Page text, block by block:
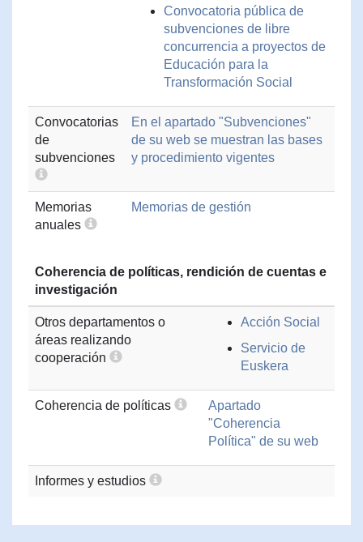
Convocatoria pública de
subvenciones de libre
concurrencia a proyectos de
Educación para la
Transformación Social
Convocatorias
de
subvenciones
En el apartado "Subvenciones"
de su web se muestran las bases
y procedimiento vigentes
Memorias
anuales
Memorias de gestión
Coherencia de políticas, rendición de cuentas e
investigación
Otros departamentos o
áreas realizando
cooperación
Acción Social
Servicio de
Euskera
Coherencia de políticas
Apartado
"Coherencia
Política" de su web
Informes y estudios